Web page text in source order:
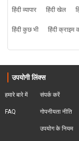
हिंदी व्यापार
हिंदी खेल
हिंदी कुछ भी
हिंदी क्राइम
उपयोगी लिंक्स
हमारे बारे में
FAQ
संपर्क करें
गोपनीयता नीति
उपयोग के नियम